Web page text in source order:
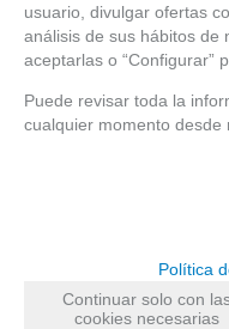
Gestionable
(Chasis 13"
ElStonet ST3116GS
instalaciones de
blindados a
robusto dispositivo
usuario, divulgar ofertas
análisis de sus hábitos de
aceptarlas o “Configurar”
Puede revisar toda la
cualquier momento desde
Política
Continuar solo con
cookies necesarias